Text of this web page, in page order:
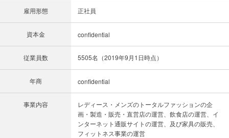
雇用形態 正社員
資本金 confidential
従業員数 5505名（2019年9月1日時点）
年商 confidential
事業内容
レディース・メンズのトータルファッションの企
画・製造・販売・直営店の運営、飲食店の運営、イ
ンターネット通販サイトの運営、及び家具の販売、
フィットネス事業の運営